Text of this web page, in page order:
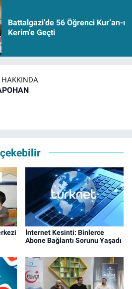
Battalgazi’de 56 Öğrenci Kur’an-ı
Kerim’e Geçti
HAKKINDA
İnternet Kesinti: Binlerce
Abone Bağlantı Sorunu Yaşadı